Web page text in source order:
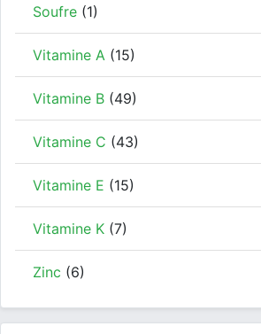
Soufre (1)
Vitamine A (15)
Vitamine B (49)
Vitamine C (43)
Vitamine E (15)
Vitamine K (7)
Zinc (6)